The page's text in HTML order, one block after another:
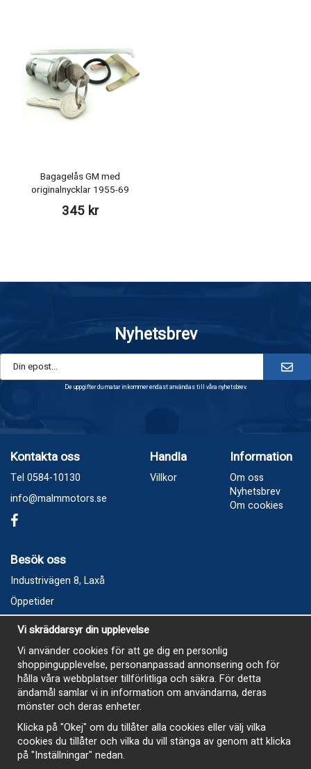
Bagagelås GM med
originalnycklar 1955-69
345 kr
Nyhetsbrev
De uppgifter du matar in kommer endast användas till våra nyhetsbrev.
Kontakta oss
Tel 0584-10130
info@malmmotors.se
Handla
Villkor
Information
Om oss
Nyhetsbrev
Om cookies
Besök oss
Industrivägen 8, Laxå
Öppetider
Vecka 32
Måndag kl 9-12, kl 13 - 15
Onsdag kl 9-12, kl 13 - 15
Tisdag, Tordag och Fredag stängt
E-Handelsbutiken är öppen och paket skickas hela
sommaren
Vi skräddarsyr din upplevelse
Vi använder cookies för att ge dig en personlig
shoppingupplevelse, personanpassad annonsering och för
hålla våra webbplatser tillförlitliga och säkra. För detta
ändamål samlar vi in information om användarna, deras
mönster och deras enheter.
Klicka på "Okej" om du tillåter alla cookies eller välj vilka
cookies du tillåter och vilka du vill stänga av genom att klicka
på "Inställningar" nedan.